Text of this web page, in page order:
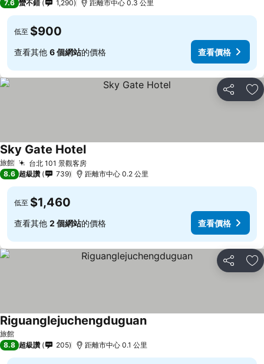
7.6 蠻不錯 1,290 距離市中心 0.3 公里
低至 $900
查看其他 6 個網站的價格 查看價格
分享 加
旅館 台北 101 景觀客房
Sky Gate Hotel
8.6 超級讚 739 距離市中心 0.2 公里
低至 $1,460
查看其他 2 個網站的價格 查看價格
分享 加
旅館
Riguanglejuchengduguan
8.8 超級讚 205 距離市中心 0.1 公里